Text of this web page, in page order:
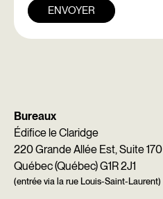
ENVOYER
Bureaux
Édifice le Claridge
220 Grande Allée Est, Suite 170
Québec (Québec) G1R 2J1
(entrée via la rue Louis-Saint-Laurent)